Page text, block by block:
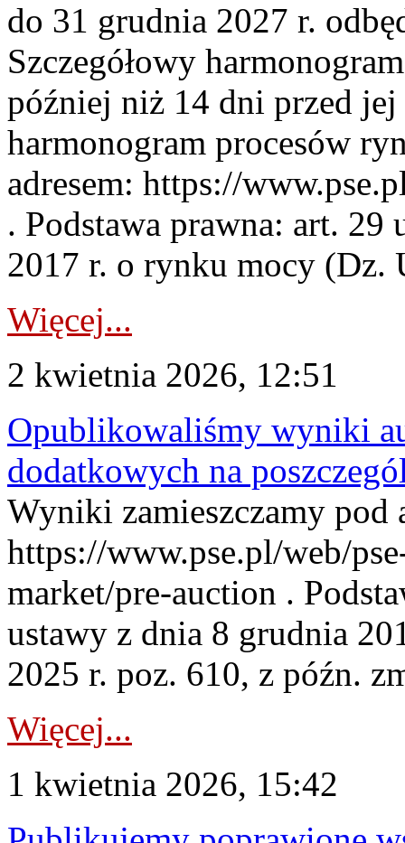
do 31 grudnia 2027 r.
Szczegółowy
później niż 14 dni przed
harmonogram procesów
adresem: https://
. Podstawa prawna: art. 29
2017 r. o rynku mocy (Dz.
Więcej...
2 kwietnia 2026, 12:51
Opublikowaliśmy wyniki
dodatkowych na
Wyniki zamieszczamy pod
https://www.pse.pl/web/
market/pre-auction .
ustawy z dnia 8 grudnia
2025 r. poz. 610, z późn.
Więcej...
1 kwietnia 2026, 15:42